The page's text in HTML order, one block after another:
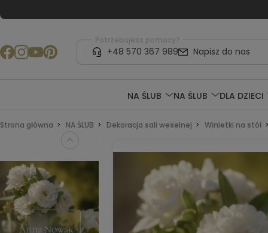
Potrzebujesz pomocy?
+48 570 367 989 Napisz do nas
NA ŚLUB NA ŚLUB DLA DZIECI
Strona główna NA ŚLUB Dekoracja sali weselnej Winietki na stół